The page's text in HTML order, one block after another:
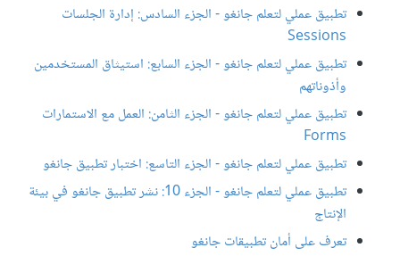
تطبيق عملي لتعلم جانغو - الجزء السادس: إدارة الجلسات
Sessions
تطبيق عملي لتعلم جانغو - الجزء السابع: استيثاق المستخدمين
وأذوناتهم
تطبيق عملي لتعلم جانغو - الجزء الثامن: العمل مع الاستمارات
Forms
تطبيق عملي لتعلم جانغو - الجزء التاسع: اختبار تطبيق جانغو
تطبيق عملي لتعلم جانغو - الجزء 10: نشر تطبيق جانغو في بيئة
الإنتاج
تعرف على أمان تطبيقات جانغو